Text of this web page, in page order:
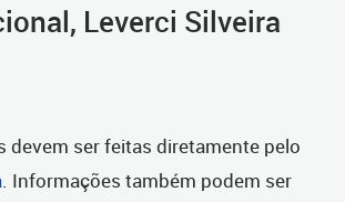
Leverci Silveira
devem ser feitas diretamente pelo
. Informações também podem ser